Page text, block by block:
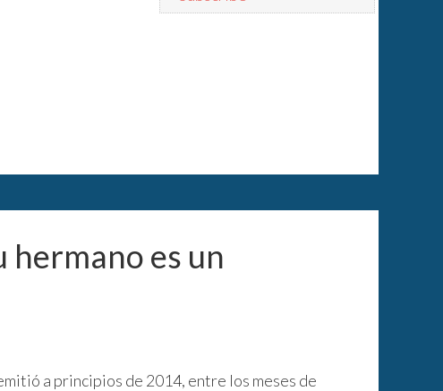
hermano es un
a principios de 2014, entre los meses de